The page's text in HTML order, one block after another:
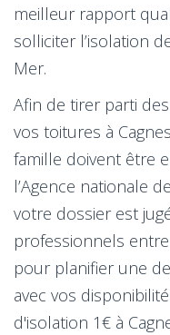
meilleur rapport
solliciter l’isolation
Mer.
Afin de tirer parti
vos toitures à
famille doivent être
l’Agence nationale
votre dossier est
professionnels
pour planifier une
avec vos
d'isolation 1€ à